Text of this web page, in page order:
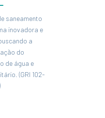
saneamento
inovadora e
a
do
de água e
(GRI 102-